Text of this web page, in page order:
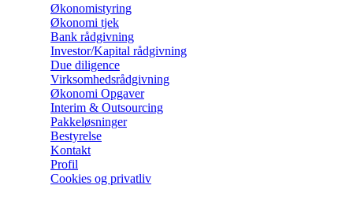
Økonomistyring
Økonomi tjek
Bank rådgivning
Investor/Kapital rådgivning
Due diligence
Virksomhedsrådgivning
Økonomi Opgaver
Interim & Outsourcing
Pakkeløsninger
Bestyrelse
Kontakt
Profil
Cookies og privatliv